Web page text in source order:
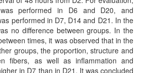
performed in D6 and D20, and
performed in D7, D14 and D21. In the
no difference between groups. In the
times, it was observed that in the
groups, the proportion, structure and
fibers, as well as inflammation and
in D7 than in D21. It was concluded